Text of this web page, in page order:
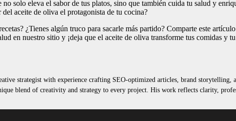
solo eleva el sabor de tus platos, sino que también cuida tu salud y
aceite de oliva el protagonista de tu cocina?
¿Tienes algún truco para sacarle más partido? Comparte este
en nuestro sitio y ¡deja que el aceite de oliva transforme tus comidas y
strategist with experience crafting SEO-optimized articles, brand
blend of creativity and strategy to every project. His work reflects clarity,